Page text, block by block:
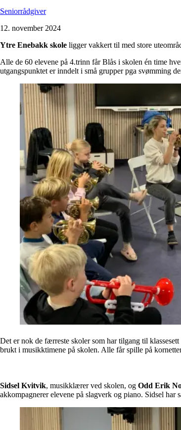
Seniorrådgiver
12. november 2024
Ytre Enebakk skole ligger vakkert til med store
Alle de 60 elevene på 4.trinn får Blås i skolen én time
utgangspunktet er inndelt i små grupper pga svømming
Det er nok de færreste skoler som har tilgang til
brukt i musikktimene på skolen. Alle får spille på
Sidsel Kvitvik, musikklærer ved skolen, og Odd Erik
akkompagnerer elevene på slagverk og piano. Sidsel